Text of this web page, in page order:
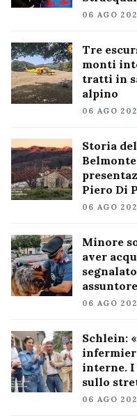
06 AGO
Tre
monti
tratti in
alpino
06 AGO
Storia
Piero Di
06 AGO
Minore
aver
assuntore
06 AGO
Schlein:
interne. I
sullo
06 AGO